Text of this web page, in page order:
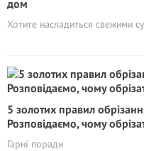
дом
Хотите насладиться свежими
5 золотих правил
Розповідаємо, чому
Гарні поради